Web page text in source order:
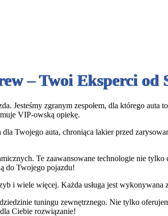
– Twoi Eksperci od
zgranym zespołem, dla którego auta
VIP-owską opiekę.
Twojego auta, chroniąca lakier przed
Te zaawansowane technologie nie
do Twojego pojazdu!
i wiele więcej. Każda usługa jest wykonywana
tuningu zewnętrznego. Nie tylko
Ciebie rozwiązanie!